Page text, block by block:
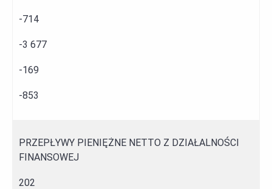
-714
-3 677
-169
-853
PRZEPŁYWY PIENIĘŻNE NETTO Z DZIAŁALNOŚCI
FINANSOWEJ
202